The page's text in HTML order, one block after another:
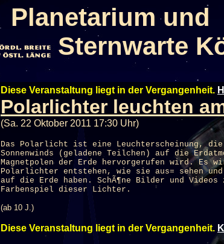
Planetarium und
Sternwarte
Diese Veranstaltung liegt in der Vergangenheit.
Polarlichter leuchten
(Sa. 22 Oktober 2011 17:30 Uhr)
Das Polarlicht ist eine Leuchterscheinung,
Sonnenwinds (geladene Teilchen) auf die
Magnetpolen der Erde hervorgerufen wird. Es
Polarlichter entstehen, wie sie aus= sehen und
auf die Erde haben. SchÃ¶ne Bilder und Videos
Farbenspiel dieser Lichter.
(ab 10 J.)
Diese Veranstaltung liegt in der Vergangenheit.